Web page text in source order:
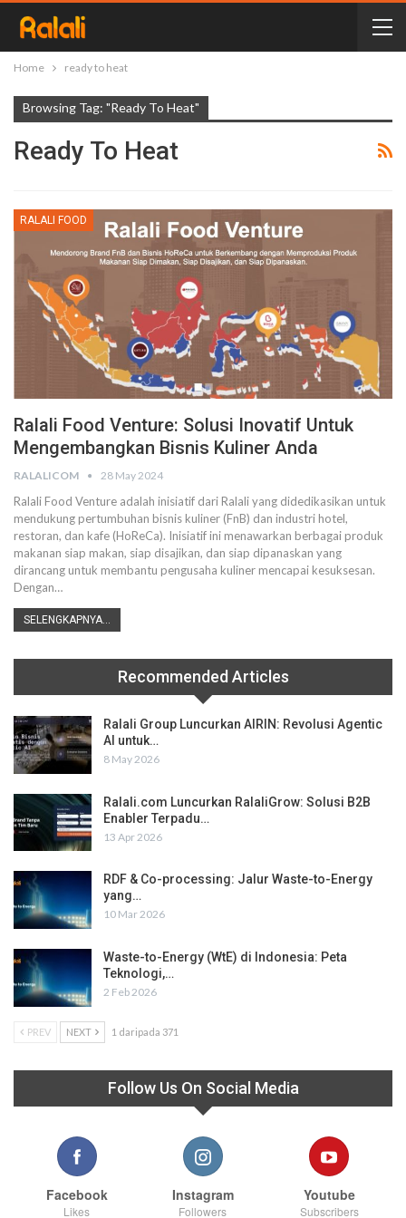
Home ready to heat
Browsing Tag: "ready To Heat"
Ready To Heat
RALALI FOOD
Ralali Food Venture: Solusi Inovatif Untuk
Mengembangkan Bisnis Kuliner Anda
RALALICOM 28 May 2024
Ralali Food Venture adalah inisiatif dari Ralali yang didedikasikan untuk
mendukung pertumbuhan bisnis kuliner (FnB) dan industri hotel,
restoran, dan kafe (HoReCa). Inisiatif ini menawarkan berbagai produk
makanan siap makan, siap disajikan, dan siap dipanaskan yang
dirancang untuk membantu pengusaha kuliner mencapai kesuksesan.
Dengan…
SELENGKAPNYA...
Recommended Articles
Ralali Group Luncurkan AIRIN: Revolusi Agentic
AI untuk…
8 May 2026
Ralali.com Luncurkan RalaliGrow: Solusi B2B
Enabler Terpadu…
13 Apr 2026
RDF & Co-processing: Jalur Waste-to-Energy
yang…
10 Mar 2026
Waste-to-Energy (WtE) di Indonesia: Peta
Teknologi,…
2 Feb 2026
PREV NEXT 1 daripada 371
Follow Us On Social Media
Facebook
Likes
Instagram
Followers
Youtube
Subscribers